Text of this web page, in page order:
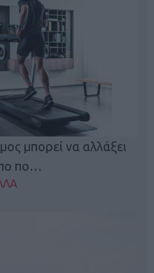
μπορεί να αλλάξει
πο…